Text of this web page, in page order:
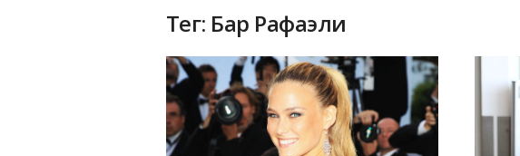
Тег: Бар Рафаэли